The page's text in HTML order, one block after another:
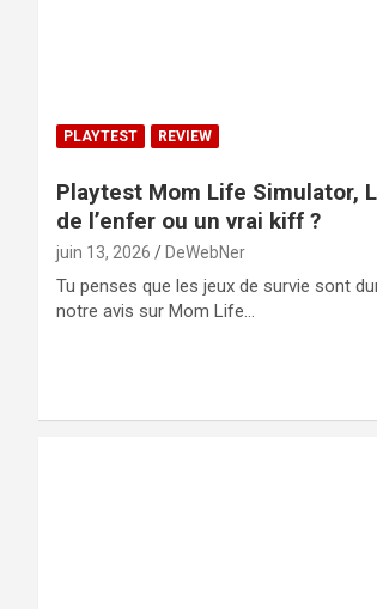
PLAYTEST REVIEW
Playtest Mom Life Simulator,
de l’enfer ou un vrai kiff ?
juin 13, 2026 DeWebNer
Tu penses que les jeux de survie sont
notre avis sur Mom Life…